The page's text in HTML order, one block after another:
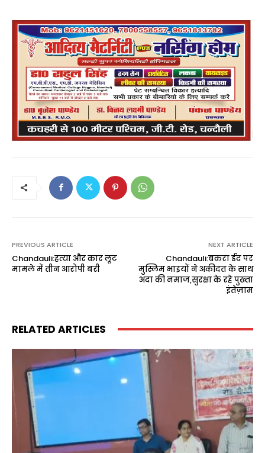
PREVIOUS ARTICLE
Chandauli:हत्या और कार लूट
मामले में तीन आरोपी बरी
NEXT ARTICLE
Chandauli:बकरा ईद पर
मुस्लिम भाइयों ने अकीदत के साथ
अदा की नमाज,सुरक्षा के रहे पुख्ता
इंतेज़ाम
RELATED ARTICLES